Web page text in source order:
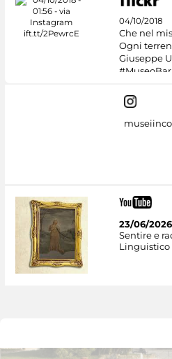
04/10/2018
Che nel
Ogni
Giuseppe
23/06/2026
Sentire e
Linguistico